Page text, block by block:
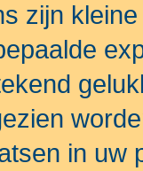
zijn
in uw